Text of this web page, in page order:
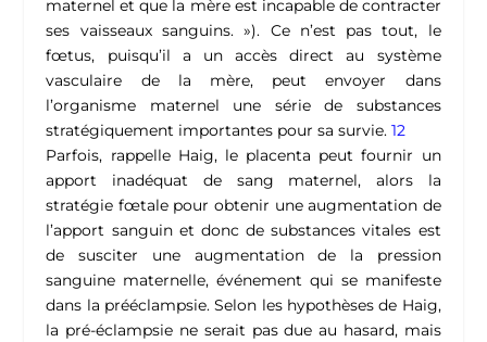
maternel et que la mère est incapable de contracter
ses vaisseaux sanguins. »). Ce n’est pas tout, le
fœtus, puisqu’il a un accès direct au système
vasculaire de la mère, peut envoyer dans
l’organisme maternel une série de substances
stratégiquement importantes pour sa survie.12
Parfois, rappelle Haig, le placenta peut fournir un
apport inadéquat de sang maternel, alors la
stratégie fœtale pour obtenir une augmentation de
l’apport sanguin et donc de substances vitales est
de susciter une augmentation de la pression
sanguine maternelle, événement qui se manifeste
dans la prééclampsie.Selon les hypothèses de Haig,
la pré-éclampsie ne serait pas due au hasard, mais